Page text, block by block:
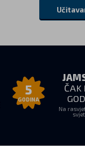
5
GODINA
ČAK
Na